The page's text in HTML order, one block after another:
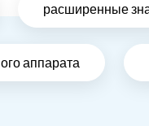
расширенные
аппарата